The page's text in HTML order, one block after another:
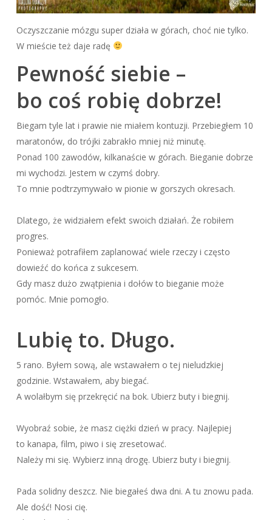
Oczyszczanie mózgu super działa w górach, choć nie tylko.
W mieście też daje radę
Pewność siebie –
bo coś robię dobrze!
Biegam tyle lat i prawie nie miałem kontuzji. Przebiegłem 10
maratonów, do trójki zabrakło mniej niż minutę.
Ponad 100 zawodów, kilkanaście w górach. Bieganie dobrze
mi wychodzi. Jestem w czymś dobry.
To mnie podtrzymywało w pionie w gorszych okresach.
Dlatego, że widziałem efekt swoich działań. Że robiłem
progres.
Ponieważ potrafiłem zaplanować wiele rzeczy i często
dowieźć do końca z sukcesem.
Gdy masz dużo zwątpienia i dołów to bieganie może
pomóc. Mnie pomogło.
Lubię to. Długo.
5 rano. Byłem sową, ale wstawałem o tej nieludzkiej
godzinie. Wstawałem, aby biegać.
A wolałbym się przekręcić na bok. Ubierz buty i biegnij.
Wyobraź sobie, że masz ciężki dzień w pracy. Najlepiej
to kanapa, film, piwo i się zresetować.
Należy mi się. Wybierz inną drogę. Ubierz buty i biegnij.
Pada solidny deszcz. Nie biegałeś dwa dni. A tu znowu pada.
Ale dość! Nosi cię.